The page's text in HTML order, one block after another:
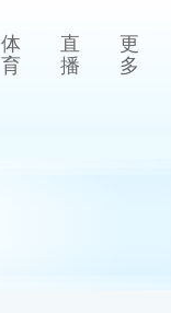
体
育
直
播
更
多